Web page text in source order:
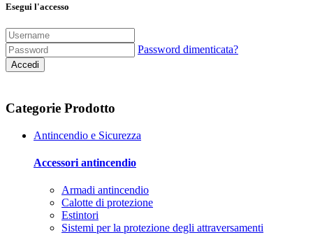
Esegui l'accesso
Password dimenticata?
Accedi
Categorie Prodotto
Antincendio e Sicurezza
Accessori antincendio
Armadi antincendio
Calotte di protezione
Estintori
Sistemi per la protezione degli attraversamenti